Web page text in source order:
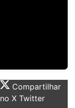
Compartilhar
no X Twitter